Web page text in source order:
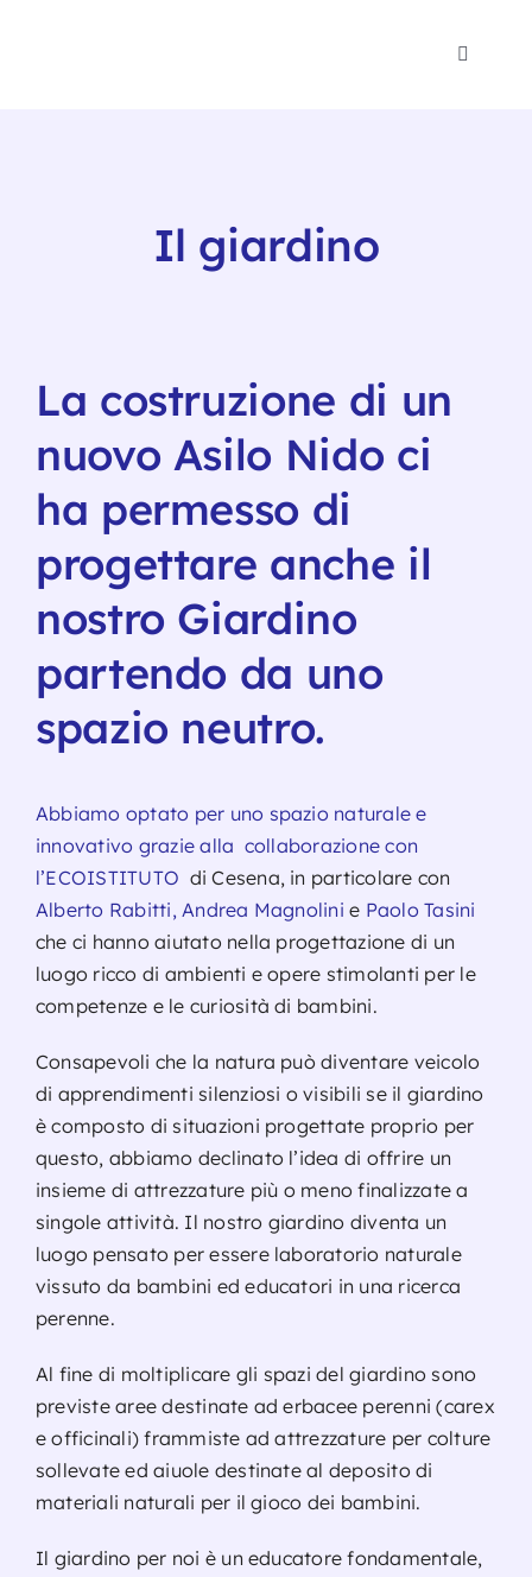
Toggle
Il giardino
La costruzione di un
nuovo Asilo Nido ci
ha permesso di
progettare anche il
nostro Giardino
partendo da uno
spazio neutro.
Abbiamo optato per uno spazio naturale e
innovativo grazie alla collaborazione con
l’ECOISTITUTO di Cesena, in particolare con
Alberto Rabitti, Andrea Magnolini e Paolo Tasini
che ci hanno aiutato nella progettazione di un
luogo ricco di ambienti e opere stimolanti per le
competenze e le curiosità di bambini.
Consapevoli che la natura può diventare veicolo
di apprendimenti silenziosi o visibili se il giardino
è composto di situazioni progettate proprio per
questo, abbiamo declinato l’idea di offrire un
insieme di attrezzature più o meno finalizzate a
singole attività. Il nostro giardino diventa un
luogo pensato per essere laboratorio naturale
vissuto da bambini ed educatori in una ricerca
perenne.
Al fine di moltiplicare gli spazi del giardino sono
previste aree destinate ad erbacee perenni (carex
e officinali) frammiste ad attrezzature per colture
sollevate ed aiuole destinate al deposito di
materiali naturali per il gioco dei bambini.
Il giardino per noi è un educatore fondamentale,